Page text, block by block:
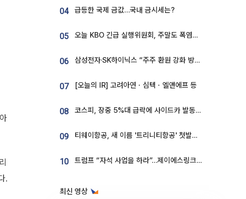
.
04 급등한 국제 금값…국내 금시세는?
05 오늘 KBO 긴급 실행위원회, 주말도 폭염취소 될까
06 삼성전자·SK하이닉스 “주주 환원 강화 방안 마련”
07 [오늘의 IR] 고려아연ㆍ심텍ㆍ엘앤에프 등
08 코스피, 장중 5%대 급락에 사이드카 발동…삼성·SK 동반 폭락
09 티웨이항공, 새 이름 '트리니티항공' 첫발…SSC 전략 본격화
10 트럼프 “자석 사업을 하라”…제이에스링크, 비중국 영구자석 공급망 구축 속도
최신 영상